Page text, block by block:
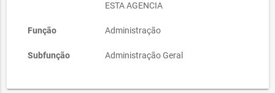
ESTA AGENCIA
Função Administração
Subfunção Administração Geral